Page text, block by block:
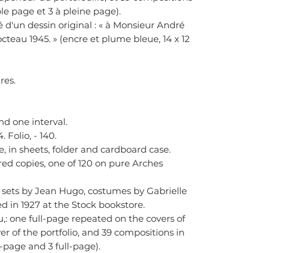
page et 3 à pleine page).
dessin original : « à Monsieur André
1945. » (encre et plume bleue, 14 x 12
one interval.
Folio, - 140.
in sheets, folder and cardboard case.
copies, one of 120 on pure Arches
by Jean Hugo, costumes by Gabrielle
in 1927 at the Stock bookstore.
one full-page repeated on the covers of
of the portfolio, and 39 compositions in
and 3 full-page).